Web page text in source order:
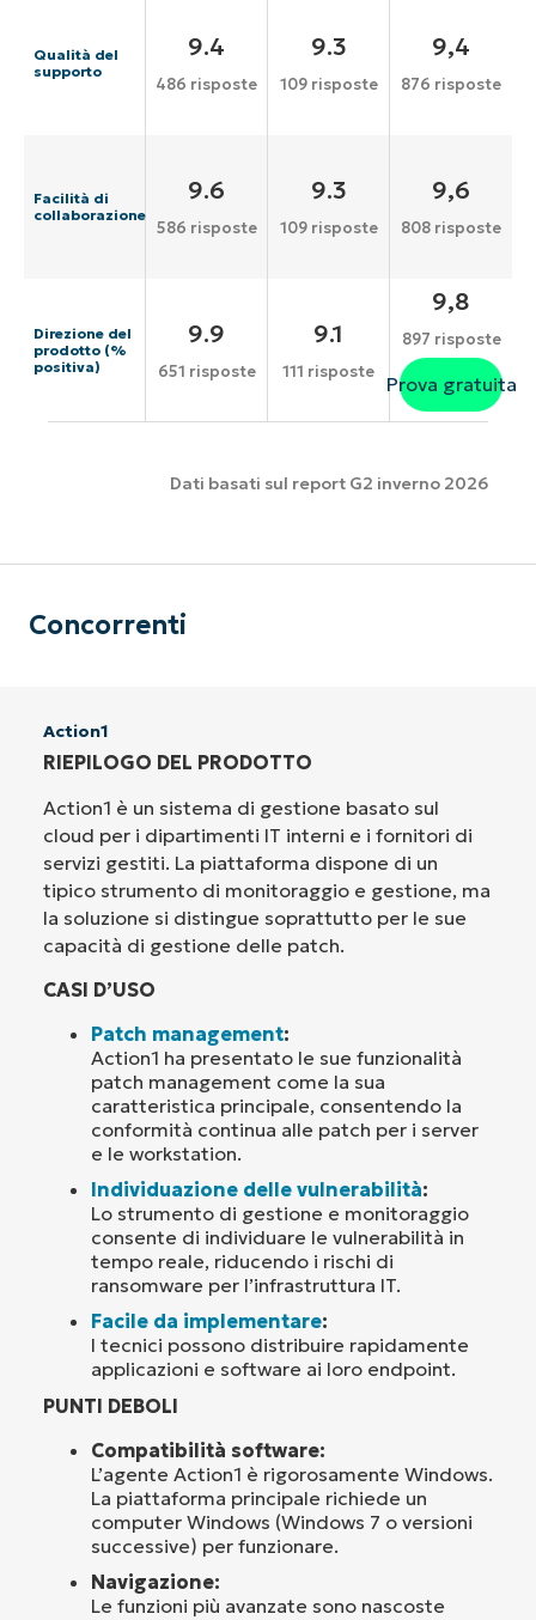
Qualità del
supporto
9.4
486 risposte
9.3
109 risposte
9,4
876 risposte
Facilità di
collaborazione
9.6
586 risposte
9.3
109 risposte
9,6
808 risposte
Direzione del
prodotto (%
positiva)
9.9
651 risposte
9.1
111 risposte
9,8
897 risposte
Prova gratuita
Dati basati sul report G2 inverno 2026
Concorrenti
Action1
RIEPILOGO DEL PRODOTTO
Action1 è un sistema di gestione basato sul
cloud per i dipartimenti IT interni e i fornitori di
servizi gestiti. La piattaforma dispone di un
tipico strumento di monitoraggio e gestione, ma
la soluzione si distingue soprattutto per le sue
capacità di gestione delle patch.
CASI D’USO
Patch management:
Action1 ha presentato le sue funzionalità
patch management come la sua
caratteristica principale, consentendo la
conformità continua alle patch per i server
e le workstation.
Individuazione delle vulnerabilità:
Lo strumento di gestione e monitoraggio
consente di individuare le vulnerabilità in
tempo reale, riducendo i rischi di
ransomware per l’infrastruttura IT.
Facile da implementare:
I tecnici possono distribuire rapidamente
applicazioni e software ai loro endpoint.
PUNTI DEBOLI
Compatibilità software:
L’agente Action1 è rigorosamente Windows.
La piattaforma principale richiede un
computer Windows (Windows 7 o versioni
successive) per funzionare.
Navigazione:
Le funzioni più avanzate sono nascoste